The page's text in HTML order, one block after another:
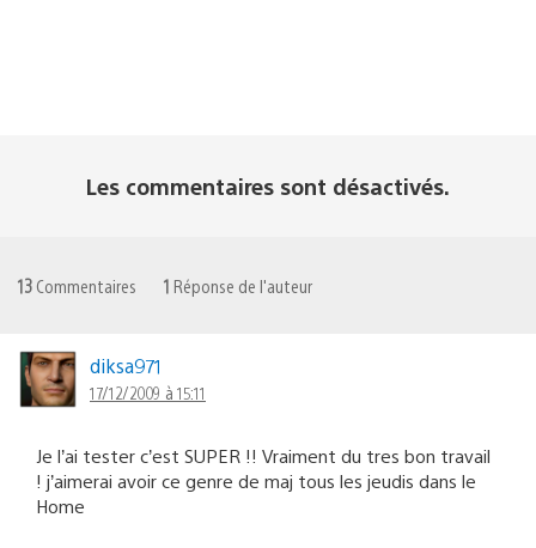
Les commentaires sont désactivés.
13 Commentaires 1 Réponse de l'auteur
diksa971
17/12/2009 à 15:11
Je l’ai tester c’est SUPER !! Vraiment du tres bon travail
! j’aimerai avoir ce genre de maj tous les jeudis dans le
Home